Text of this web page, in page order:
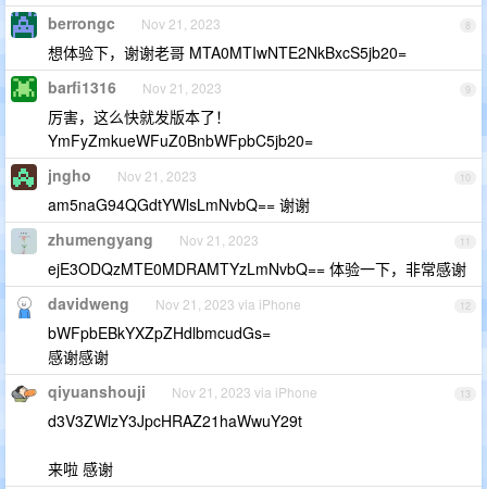
8
berrongc Nov 21, 2023
想体验下，谢谢老哥 MTA0MTIwNTE2NkBxcS5jb20=
9
barfi1316 Nov 21, 2023
厉害，这么快就发版本了！
YmFyZmkueWFuZ0BnbWFpbC5jb20=
10
jngho Nov 21, 2023
am5naG94QGdtYWlsLmNvbQ== 谢谢
11
zhumengyang Nov 21, 2023
ejE3ODQzMTE0MDRAMTYzLmNvbQ== 体验一下，非常感谢
12
davidweng Nov 21, 2023 via iPhone
bWFpbEBkYXZpZHdlbmcudGs=
感谢感谢
13
qiyuanshouji Nov 21, 2023 via iPhone
d3V3ZWlzY3JpcHRAZ21haWwuY29t
来啦 感谢